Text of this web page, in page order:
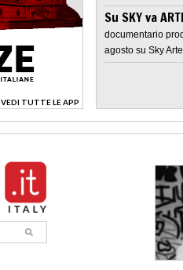
VEDI TUTTE LE APP
>
Su SKY va
documentario
agosto su Sky Arte